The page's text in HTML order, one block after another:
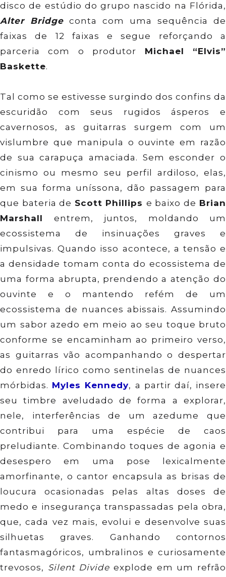
disco de estúdio do grupo nascido na Flórida,
Alter Bridge conta com uma sequência de
faixas de 12 faixas e segue reforçando a
parceria com o produtor Michael “Elvis”
Baskette.
Tal como se estivesse surgindo dos confins da
escuridão com seus rugidos ásperos e
cavernosos, as guitarras surgem com um
vislumbre que manipula o ouvinte em razão
de sua carapuça amaciada. Sem esconder o
cinismo ou mesmo seu perfil ardiloso, elas,
em sua forma uníssona, dão passagem para
que bateria de Scott Phillips e baixo de Brian
Marshall entrem, juntos, moldando um
ecossistema de insinuações graves e
impulsivas. Quando isso acontece, a tensão e
a densidade tomam conta do ecossistema de
uma forma abrupta, prendendo a atenção do
ouvinte e o mantendo refém de um
ecossistema de nuances abissais. Assumindo
um sabor azedo em meio ao seu toque bruto
conforme se encaminham ao primeiro verso,
as guitarras vão acompanhando o despertar
do enredo lírico como sentinelas de nuances
mórbidas. Myles Kennedy, a partir daí, insere
seu timbre aveludado de forma a explorar,
nele, interferências de um azedume que
contribui para uma espécie de caos
preludiante. Combinando toques de agonia e
desespero em uma pose lexicalmente
amorfinante, o cantor encapsula as brisas de
loucura ocasionadas pelas altas doses de
medo e insegurança transpassadas pela obra,
que, cada vez mais, evolui e desenvolve suas
silhuetas graves. Ganhando contornos
fantasmagóricos, umbralinos e curiosamente
trevosos, Silent Divide explode em um refrão